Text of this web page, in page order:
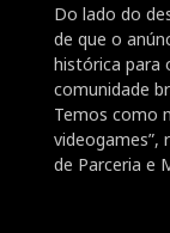
Do lado do
de que o
histórica para
comunidade
Temos como
videogames”,
de Parceria e